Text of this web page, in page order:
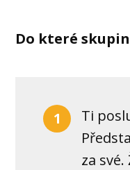
Do které
1
Ti
za